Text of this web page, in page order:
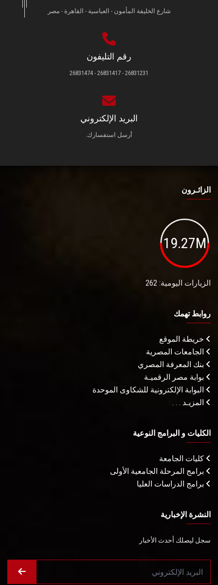
شارع الخليفة المأمون - العباسية - القاهرة - مصر
رقم التليفون
26831231 - 26831417 - 26831474
البريد الإلكتروني
أرسل استفسارك.
الزائـرون
19.27M
الزيارات اليومية: 262
روابط تهمك
خريطة الموقع
الجامعات المصرية
بنك المعرفة المصري
بوابة مصر الرقميـة
البوابة الإلكترونية للشكاوى الموحدة
المزيـد . . .
الكليات و البرامج النوعية
كليات الجامعة
برامج المرحلة الجامعية الأولى
برامج الدراسات العليا
النشرة الإخبارية
سجل ليصلك أحدث الأخبار